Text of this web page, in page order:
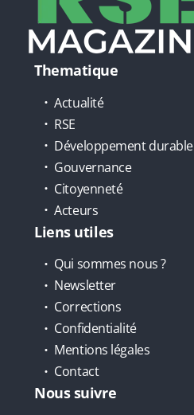
Thematique
Actualité
RSE
Développement durable
Gouvernance
Citoyenneté
Acteurs
Liens utiles
Qui sommes nous ?
Newsletter
Corrections
Confidentialité
Mentions légales
Contact
Nous suivre